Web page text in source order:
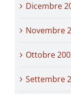
Dicembre
Novembre
Ottobre
Settembre